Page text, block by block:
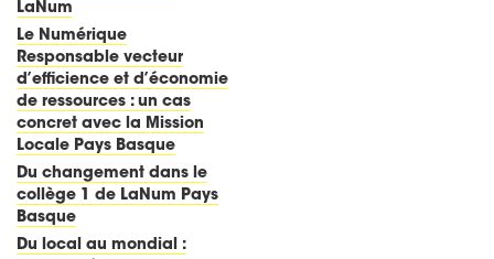
LaNum
Le Numérique
Responsable vecteur
d’efficience et d’économie
de ressources : un cas
concret avec la Mission
Locale Pays Basque
Du changement dans le
collège 1 de LaNum Pays
Basque
Du local au mondial :